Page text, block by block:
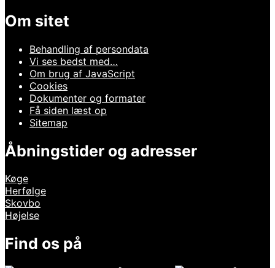
Om sitet
Behandling af persondata
Vi ses bedst med…
Om brug af JavaScript
Cookies
Dokumenter og formater
Få siden læst op
Sitemap
Åbningstider og adresser
Køge
Herfølge
Skovbo
Højelse
Find os på